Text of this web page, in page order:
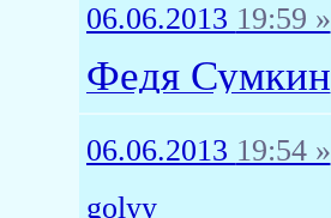
06.06.2013 19:59 »
Федя Сумкин
06.06.2013 19:54 »
golyy